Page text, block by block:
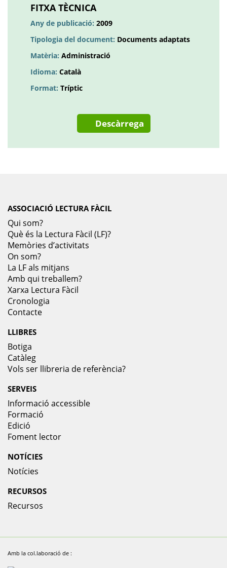
FITXA TÈCNICA
Any de publicació: 2009
Tipologia del document: Documents adaptats
Matèria: Administració
Idioma: Català
Format: Tríptic
Descàrrega
ASSOCIACIÓ LECTURA FÀCIL
Qui som?
Què és la Lectura Fàcil (LF)?
Memòries d’activitats
On som?
La LF als mitjans
Amb qui treballem?
Xarxa Lectura Fàcil
Cronologia
Contacte
LLIBRES
Botiga
Catàleg
Vols ser llibreria de referència?
SERVEIS
Informació accessible
Formació
Edició
Foment lector
NOTÍCIES
Notícies
RECURSOS
Recursos
Amb la col.laboració de :